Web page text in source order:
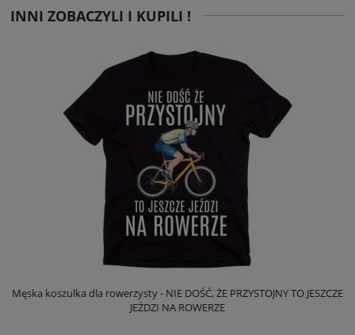
INNI ZOBACZYLI I KUPILI !
Męska koszulka dla rowerzysty - NIE DOŚĆ, ŻE PRZYSTOJNY TO JESZCZE
JEŹDZI NA ROWERZE